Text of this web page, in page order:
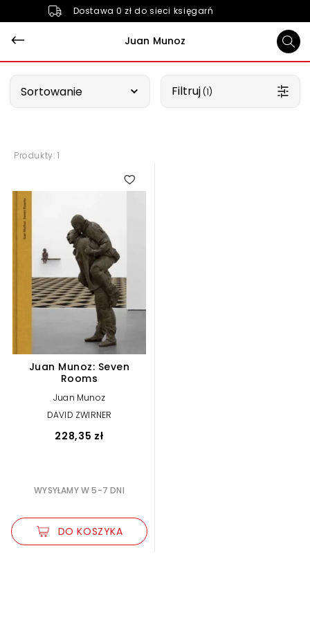
Dostawa 0 zł do sieci księgarń
Juan Munoz
Sortowanie Filtruj (1)
Produkty: 1
Juan Munoz: Seven
Rooms
Juan Munoz
DAVID ZWIRNER
228,35 zł
WYSYŁAMY W 5-7 DNI
DO KOSZYKA